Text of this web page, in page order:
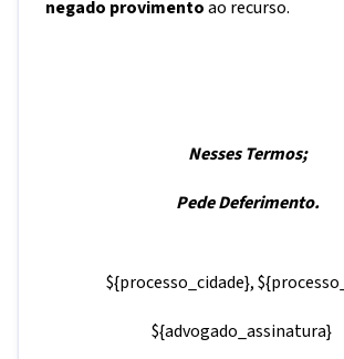
negado provimentoao recurso.
Nesses Termos;
Pede Deferimento.
${processo_cidade},
${advogado_assinatura}